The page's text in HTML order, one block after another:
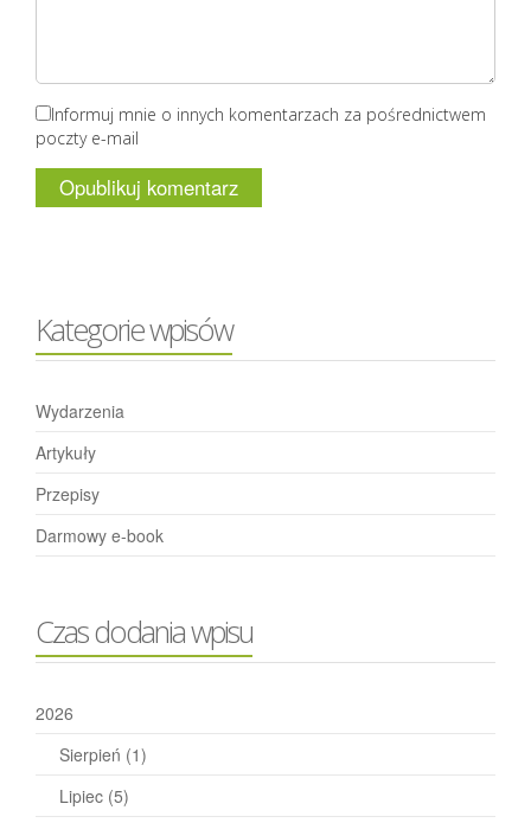
Informuj mnie o innych komentarzach za pośrednictwem
poczty e-mail
Kategorie wpisów
Wydarzenia
Artykuły
Przepisy
Darmowy e-book
Czas dodania wpisu
2026
Sierpień (1)
Lipiec (5)